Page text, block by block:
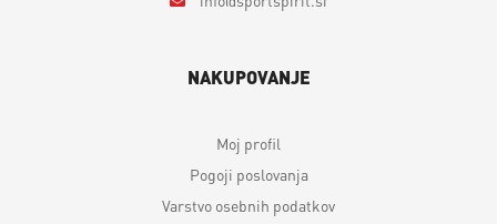
NAKUPOVANJE
Moj profil
Pogoji poslovanja
Varstvo osebnih podatkov